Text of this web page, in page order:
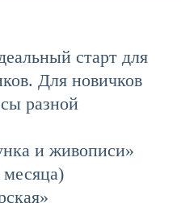
старт для
Для новичков
разной
и живописи»